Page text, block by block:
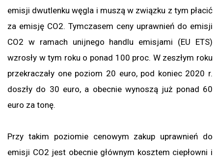
emisji dwutlenku węgla i muszą w związku z tym płacić
za emisję CO2. Tymczasem ceny uprawnień do emisji
CO2 w ramach unijnego handlu emisjami (EU ETS)
wzrosły w tym roku o ponad 100 proc. W zeszłym roku
przekraczały one poziom 20 euro, pod koniec 2020 r.
doszły do 30 euro, a obecnie wynoszą już ponad 60
euro za tonę.
Przy takim poziomie cenowym zakup uprawnień do
emisji CO2 jest obecnie głównym kosztem ciepłowni i